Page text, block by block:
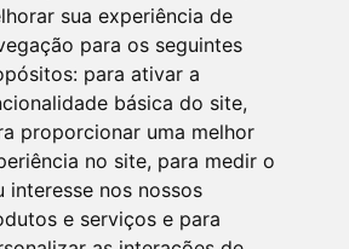
sua experiência de
para os seguintes
para ativar a
básica do site,
proporcionar uma melhor
no site, para medir o
interesse nos nossos
e serviços e para
mail
OUVIDORIA